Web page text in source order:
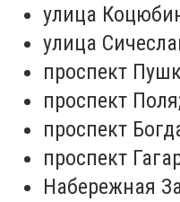
улица
улица
проспект
проспект Поля;
проспект
проспект
Набережная